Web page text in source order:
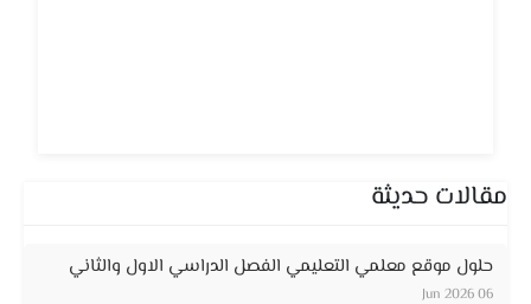
مقالات حديثة
حلول موقع معلمي التعليمي الفصل الدراسي الاول والثاني
06 Jun 2026